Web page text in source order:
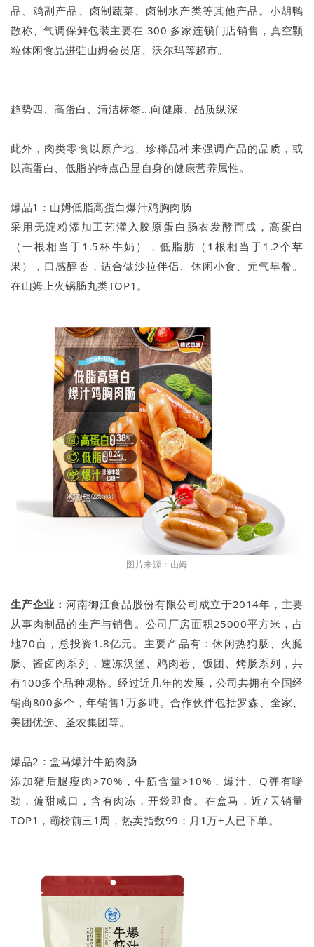
品、鸡副产品、卤制蔬菜、卤制水产类等其他产品。小胡鸭
散称、气调保鲜包装主要在 300 多家连锁门店销售，真空颗
粒休闲食品进驻山姆会员店、沃尔玛等超市。
趋势四、高蛋白、清洁标签...向健康、品质纵深
此外，肉类零食以原产地、珍稀品种来强调产品的品质，或
以高蛋白、低脂的特点凸显自身的健康营养属性。
爆品1：山姆低脂高蛋白爆汁鸡胸肉肠
采用无淀粉添加工艺灌入胶原蛋白肠衣发酵而成，高蛋白
（一根相当于1.5杯牛奶），低脂肪（1根相当于1.2个苹
果），口感醇香，适合做沙拉伴侣、休闲小食、元气早餐。
在山姆上火锅肠丸类TOP1。
图片来源：山姆
生产企业：河南御江食品股份有限公司成立于2014年，主要
从事肉制品的生产与销售。公司厂房面积25000平方米，占
地70亩，总投资1.8亿元。主要产品有：休闲热狗肠、火腿
肠、酱卤肉系列，速冻汉堡、鸡肉卷、饭团、烤肠系列，共
有100多个品种规格。经过近几年的发展，公司共拥有全国经
销商800多个，年销售1万多吨。合作伙伴包括罗森、全家、
美团优选、圣农集团等。
爆品2：盒马爆汁牛筋肉肠
添加猪后腿瘦肉>70%，牛筋含量>10%，爆汁、Q弹有嚼
劲，偏甜咸口，含有肉冻，开袋即食。在盒马，近7天销量
TOP1，霸榜前三1周，热卖指数99；月1万+人已下单。